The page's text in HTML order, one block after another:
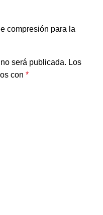
compresión para la
será publicada. Los
con *